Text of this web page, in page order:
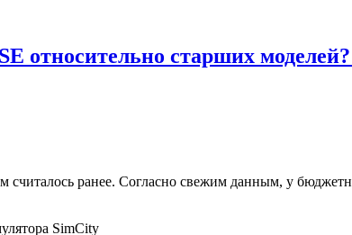
относительно старших
считалось ранее. Согласно свежим данным, у